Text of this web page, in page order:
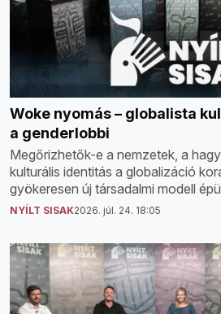
Woke nyomás – globalista
a genderlobbi
Megőrizhetők-e a nemzetek, a
kulturális identitás a globalizáció
gyökeresen új társadalmi modell
NYÍLT SISAK2026. júl. 24. 18:05